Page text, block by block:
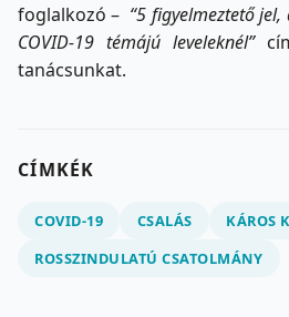
foglalkozó – “5 figyelmeztető
COVID-19 témájú leveleknél”
tanácsunkat.
CÍMKÉK
COVID-19 CSALÁS KÁROS
ROSSZINDULATÚ CSATOLMÁNY